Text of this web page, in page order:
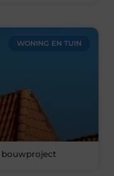
WONING EN TUIN
bouwproject